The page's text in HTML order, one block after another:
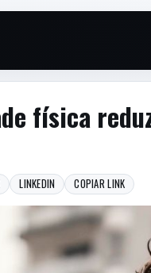
física
LINKEDIN COPIAR LINK